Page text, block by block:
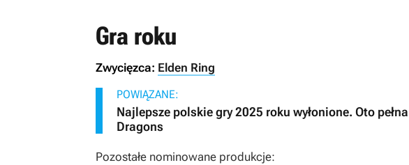
Gra roku
Zwycięzca: Elden Ring
POWIĄZANE:
Najlepsze polskie gry 2025 roku wyłonione. Oto
Dragons
Pozostałe nominowane produkcje: